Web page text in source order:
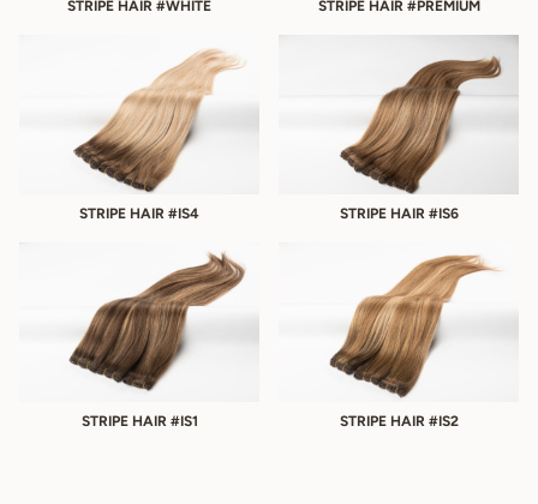
STRIPE HAIR #PREMIUM
STRIPE HAIR #WHITE
STRIPE HAIR #IS6
STRIPE HAIR #IS4
STRIPE HAIR #IS2
STRIPE HAIR #IS1